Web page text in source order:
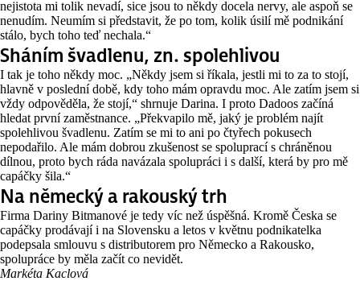
nejistota mi tolik nevadí, sice jsou to někdy docela nervy, ale aspoň se
nenudím. Neumím si představit, že po tom, kolik úsilí mě podnikání
stálo, bych toho teď nechala.“
Sháním švadlenu, zn. spolehlivou
I tak je toho někdy moc. „Někdy jsem si říkala, jestli mi to za to stojí,
hlavně v poslední době, kdy toho mám opravdu moc. Ale zatím jsem si
vždy odpověděla, že stojí,“ shrnuje Darina. I proto Dadoos začíná
hledat první zaměstnance. „Překvapilo mě, jaký je problém najít
spolehlivou švadlenu. Zatím se mi to ani po čtyřech pokusech
nepodařilo. Ale mám dobrou zkušenost se spoluprací s chráněnou
dílnou, proto bych ráda navázala spolupráci i s další, která by pro mě
capáčky šila.“
Na německý a rakouský trh
Firma Dariny Bitmanové je tedy víc než úspěšná. Kromě Česka se
capáčky prodávají i na Slovensku a letos v květnu podnikatelka
podepsala smlouvu s distributorem pro Německo a Rakousko,
spolupráce by měla začít co nevidět.
Markéta Kaclová